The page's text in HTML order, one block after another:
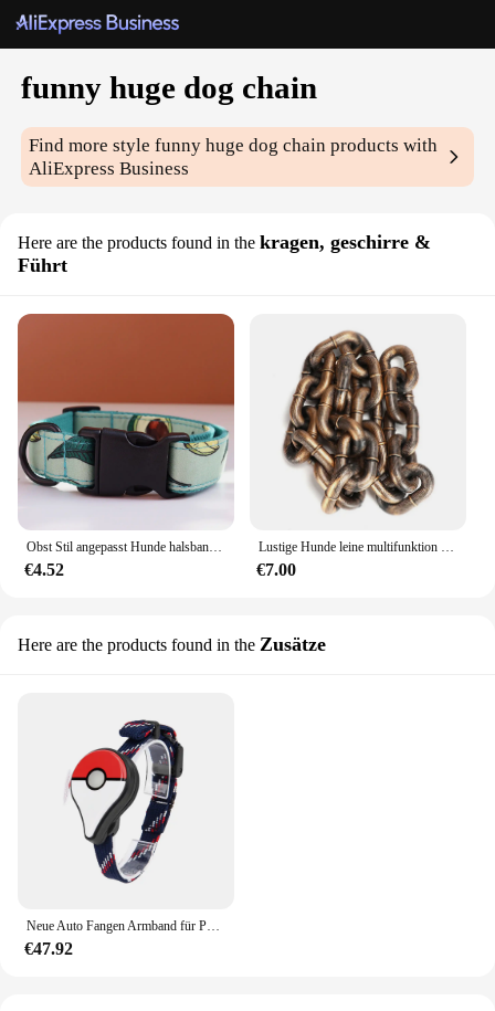
funny huge dog chain
Find more stylefunny huge dog chain products with
AliExpress Business
Here are the products found in the kragen, geschirre &
Führt
Obst Stil angepasst Hunde halsband verstellbar niedlichen Cartoon Haustier Halsband Festival Party ID Name für Welpen große Hunde Hund Zubehör
€4.52
Lustige Hunde leine multifunktion ales dickes Seil Leinen geschirr für großes mittelgroßes kleines Haustier
€7.00
Here are the products found in the Zusätze
Neue Auto Fangen Armband für Pokemon Gehen Plus Bluetooth-Kompatibel Armband Armband Tasche Fantasie Figuren Spielzeug
€47.92